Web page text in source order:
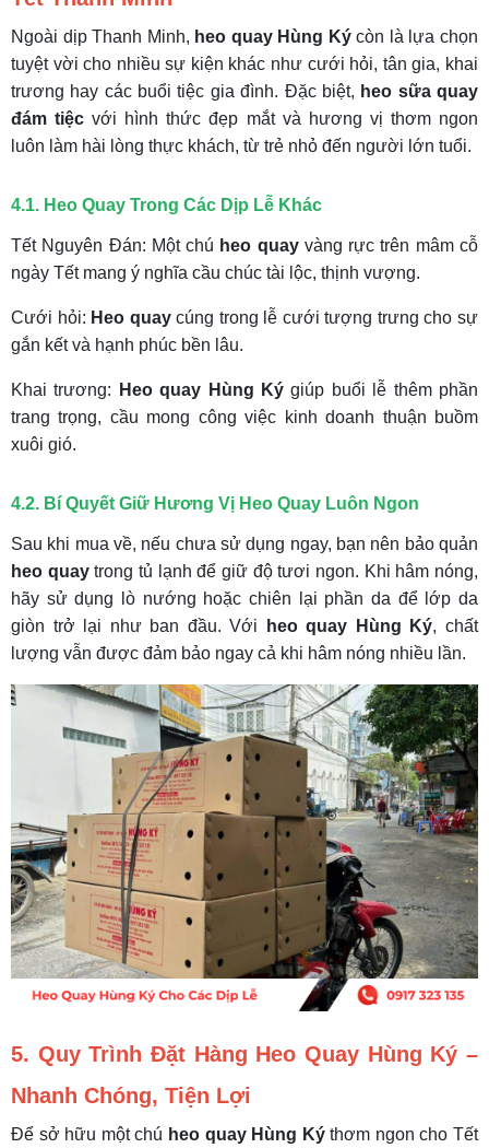
Ngoài dịp Thanh Minh, heo quay Hùng Kýcòn là lựa chọn
tuyệt vời cho nhiều sự kiện khác như cưới hỏi, tân gia, khai
trương hay các buổi tiệc gia đình. Đặc biệt, heo sữa quay
đám tiệc với hình thức đẹp mắt và hương vị thơm ngon
luôn làm hài lòng thực khách, từ trẻ nhỏ đến người lớn tuổi.
4.1. Heo Quay Trong Các Dịp Lễ Khác
Tết Nguyên Đán: Một chú heo quayvàng rực trên mâm cỗ
ngày Tết mang ý nghĩa cầu chúc tài lộc, thịnh vượng.
Cưới hỏi: Heo quaycúng trong lễ cưới tượng trưng cho sự
gắn kết và hạnh phúc bền lâu.
Khai trương: Heo quay Hùng Ký giúp buổi lễ thêm phần
trang trọng, cầu mong công việc kinh doanh thuận buồm
xuôi gió.
4.2. Bí Quyết Giữ Hương Vị Heo Quay Luôn Ngon
Sau khi mua về, nếu chưa sử dụng ngay, bạn nên bảo quản
heo quaytrong tủ lạnh để giữ độ tươi ngon. Khi hâm nóng,
hãy sử dụng lò nướng hoặc chiên lại phần da để lớp da
giòn trở lại như ban đầu. Với
heo quay Hùng Ký, chất
lượng vẫn được đảm bảo ngay cả khi hâm nóng nhiều lần.
5. Quy Trình Đặt Hàng Heo Quay Hùng Ký –
Nhanh Chóng, Tiện Lợi
Để sở hữu một chú heo quay Hùng Kýthơm ngon cho Tết